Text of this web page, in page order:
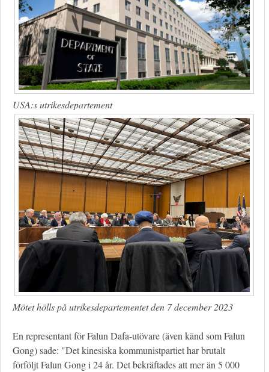
USA:s utrikesdepartement
Mötet hölls på utrikesdepartementet den 7 december 2023
En representant för Falun Dafa-utövare (även känd som Falun
Gong) sade: "Det kinesiska kommunistpartiet har brutalt
förföljt Falun Gong i 24 år. Det bekräftades att mer än 5 000